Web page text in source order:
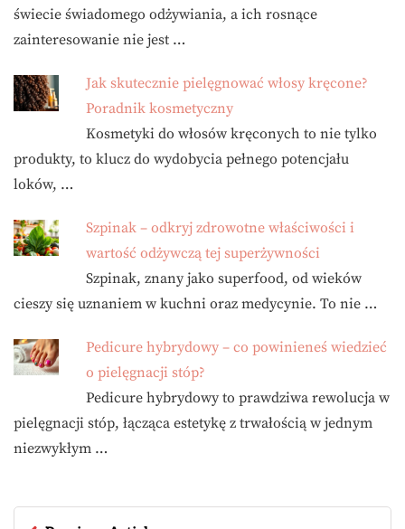
świecie świadomego odżywiania, a ich rosnące
zainteresowanie nie jest …
Jak skutecznie pielęgnować włosy kręcone?
Poradnik kosmetyczny
Kosmetyki do włosów kręconych to nie tylko
produkty, to klucz do wydobycia pełnego potencjału
loków, …
Szpinak – odkryj zdrowotne właściwości i
wartość odżywczą tej superżywności
Szpinak, znany jako superfood, od wieków
cieszy się uznaniem w kuchni oraz medycynie. To nie …
Pedicure hybrydowy – co powinieneś wiedzieć
o pielęgnacji stóp?
Pedicure hybrydowy to prawdziwa rewolucja w
pielęgnacji stóp, łącząca estetykę z trwałością w jednym
niezwykłym …